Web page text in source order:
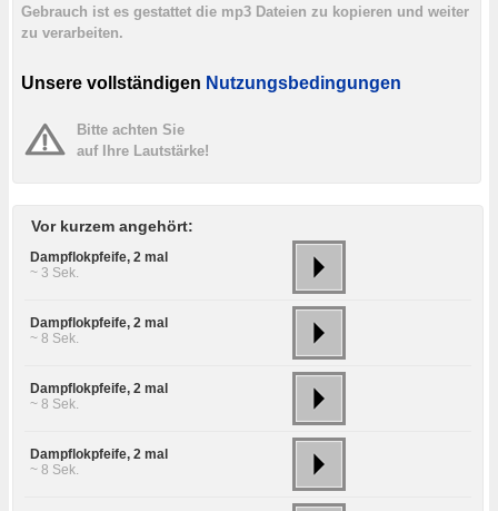
Gebrauch ist es gestattet die mp3 Dateien zu kopieren und weiter
zu verarbeiten.
Unsere vollständigen Nutzungsbedingungen
Bitte achten Sie
auf Ihre Lautstärke!
Vor kurzem angehört:
Dampflokpfeife, 2 mal
~ 3 Sek.
Dampflokpfeife, 2 mal
~ 8 Sek.
Dampflokpfeife, 2 mal
~ 8 Sek.
Dampflokpfeife, 2 mal
~ 8 Sek.